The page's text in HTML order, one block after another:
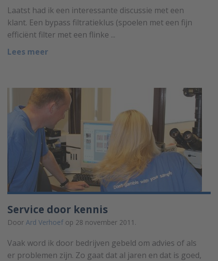
Laatst had ik een interessante discussie met een
klant. Een bypass filtratieklus (spoelen met een fijn
efficiënt filter met een flinke ...
Lees meer
Service door kennis
Door Ard Verhoef op 28 november 2011.
Vaak word ik door bedrijven gebeld om advies of als
er problemen zijn. Zo gaat dat al jaren en dat is goed,